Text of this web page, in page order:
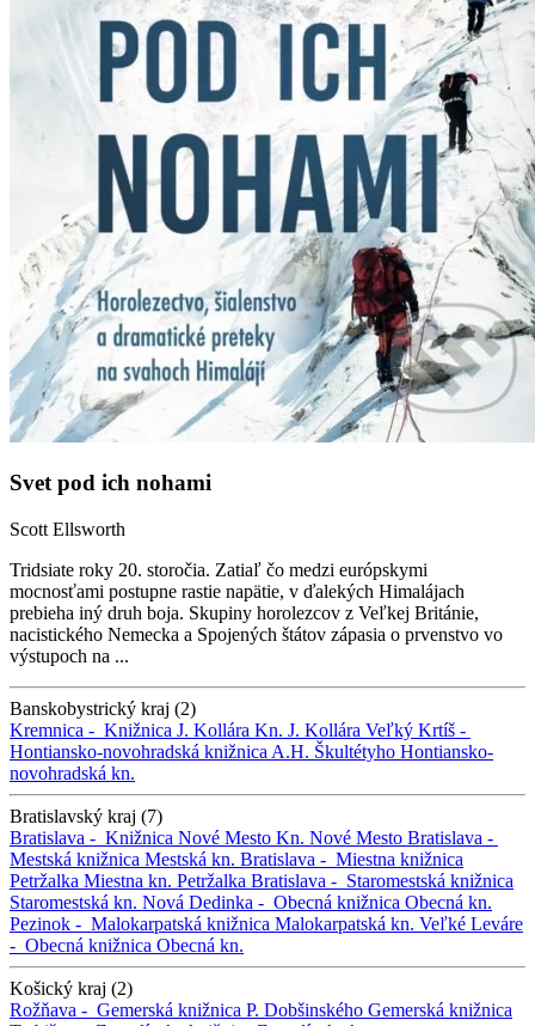
Svet pod ich nohami
Scott Ellsworth
Tridsiate roky 20. storočia. Zatiaľ čo medzi európskymi
mocnosťami postupne rastie napätie, v ďalekých Himalájach
prebieha iný druh boja. Skupiny horolezcov z Veľkej Británie,
nacistického Nemecka a Spojených štátov zápasia o prvenstvo vo
výstupoch na ...
Banskobystrický kraj (2)
Kremnica - Knižnica J. Kollára Kn. J. Kollára Veľký Krtíš -
Hontiansko-novohradská knižnica A.H. Škultétyho Hontiansko-
novohradská kn.
Bratislavský kraj (7)
Bratislava - Knižnica Nové Mesto Kn. Nové Mesto Bratislava -
Mestská knižnica Mestská kn. Bratislava - Miestna knižnica
Petržalka Miestna kn. Petržalka Bratislava - Staromestská knižnica
Staromestská kn. Nová Dedinka - Obecná knižnica Obecná kn.
Pezinok - Malokarpatská knižnica Malokarpatská kn. Veľké Leváre
- Obecná knižnica Obecná kn.
Košický kraj (2)
Rožňava - Gemerská knižnica P. Dobšinského Gemerská knižnica